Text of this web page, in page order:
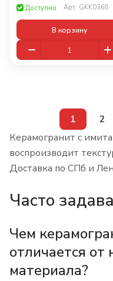
Доступно Арт. GKK0368
В корзину
1 2
Керамогранит с
воспроизводит
Доставка по СПб и
Часто
Чем
отличается от
материала?